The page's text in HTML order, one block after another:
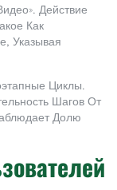
Действие
Как
Указывая
Циклы.
Шагов От
Долю